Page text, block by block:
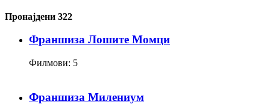
Пронајдени 322
Франшиза Лошите Момци
Филмови: 5
Франшиза Милениум